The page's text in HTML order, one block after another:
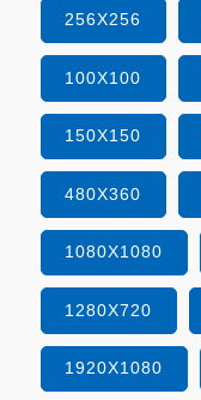
256X256
100X100
150X150
480X360
1080X1080
1280X720
1920X1080